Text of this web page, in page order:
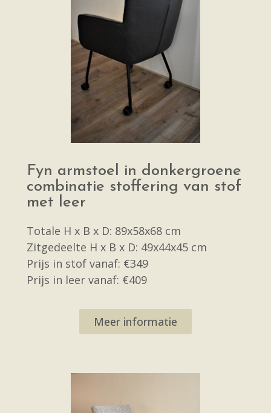
Fyn armstoel in donkergroene
combinatie stoffering van stof
met leer
Totale H x B x D: 89x58x68 cm
Zitgedeelte H x B x D: 49x44x45 cm
Prijs in stof vanaf: €349
Prijs in leer vanaf: €409
Meer informatie